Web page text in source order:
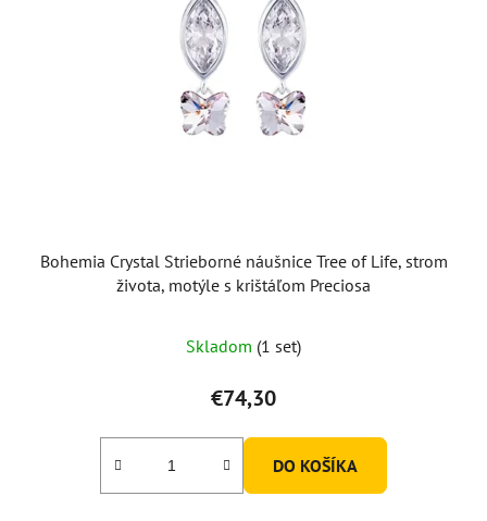
Bohemia Crystal Strieborné náušnice Tree of Life, strom
života, motýle s krištáľom Preciosa
Skladom (1 set)
€74,30
DO KOŠÍKA